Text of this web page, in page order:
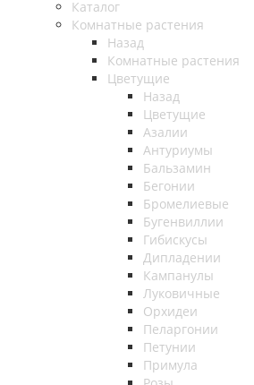
Каталог
Комнатные растения
Назад
Комнатные растения
Цветущие
Назад
Цветущие
Азалии
Антуриумы
Бальзамин
Бегонии
Бромелиевые
Бугенвиллии
Гибискусы
Дипладении
Кампанулы
Луковичные
Орхидеи
Пеларгонии
Петунии
Примула